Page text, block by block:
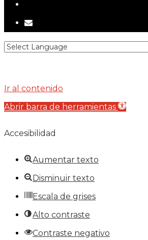
email
Ir al contenido
Abrir barra de herramientas
Accesibilidad
Aumentar texto
Disminuir texto
Escala de grises
Alto contraste
Contraste negativo